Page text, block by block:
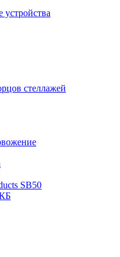
стеллажей
SB50